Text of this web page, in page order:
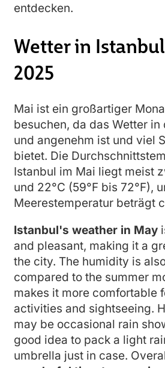
entdecken.
Wetter in
2025
Mai ist ein großartiger
besuchen, da das Wetter in
und angenehm ist und viel
bietet. Die
Istanbul im Mai liegt meist
und 22°C (59°F bis 72°F),
Meerestemperatur beträgt
Istanbul's weather in May
and pleasant, making it a
the city. The humidity is
compared to the summer
makes it more comfortable
activities and sightseeing.
may be occasional rain
good idea to pack a light
umbrella just in case.